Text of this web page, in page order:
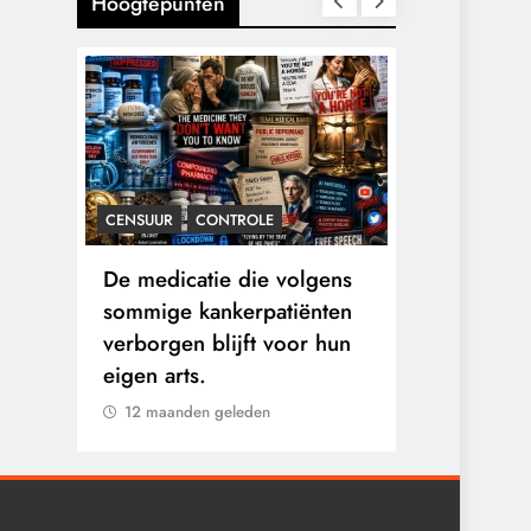
CENSUUR CONTROLE
De medicatie die volgens
sommige kankerpatiënten
verborgen blijft voor hun
eigen arts.
12 maanden geleden